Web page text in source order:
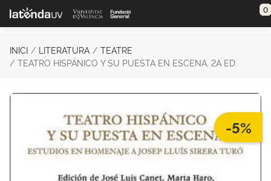
Saltar al contenido principal 0
INICI LITERATURA
TEATRE
TEATRO HISPÁNICO Y SU PUESTA EN ESCENA, 2A ED.
-5%